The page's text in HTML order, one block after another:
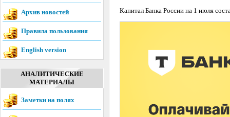
Архив новостей
Правила пользования
English version
АНАЛИТИЧЕСКИЕ
МАТЕРИАЛЫ
Заметки на полях
Капитал Банка России на 1 июля